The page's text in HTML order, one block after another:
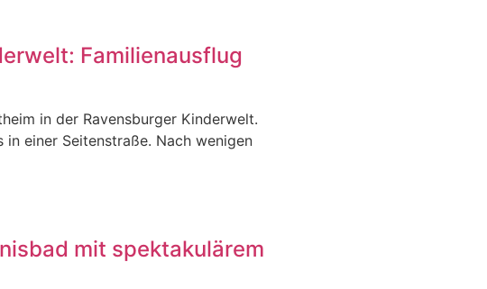
Familienausflug
in der Ravensburger Kinderwelt.
einer Seitenstraße. Nach wenigen
mit spektakulärem